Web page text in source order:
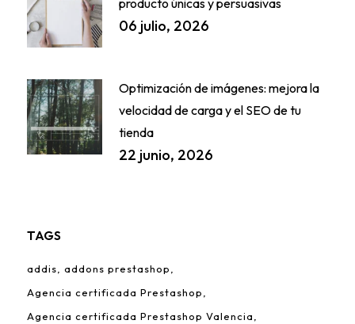
producto únicas y persuasivas
06 julio, 2026
Optimización de imágenes: mejora la
velocidad de carga y el SEO de tu
tienda
22 junio, 2026
TAGS
addis
addons prestashop
Agencia certificada Prestashop
Agencia certificada Prestashop Valencia